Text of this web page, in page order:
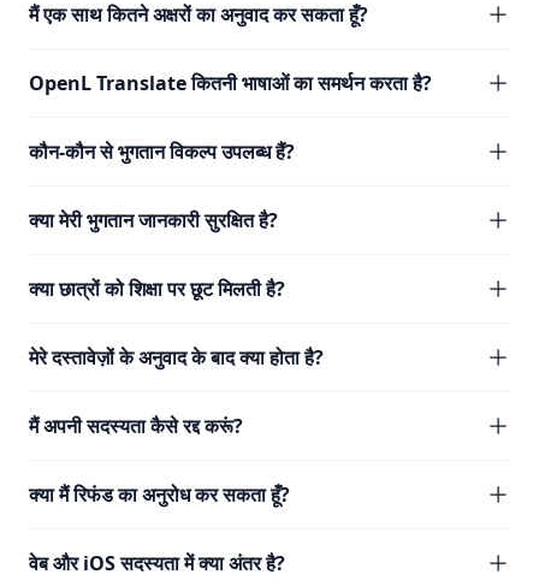
मैं एक साथ कितने अक्षरों का अनुवाद कर सकता हूँ?
OpenL Translate कितनी भाषाओं का समर्थन करता है?
कौन-कौन से भुगतान विकल्प उपलब्ध हैं?
क्या मेरी भुगतान जानकारी सुरक्षित है?
क्या छात्रों को शिक्षा पर छूट मिलती है?
मेरे दस्तावेज़ों के अनुवाद के बाद क्या होता है?
मैं अपनी सदस्यता कैसे रद्द करूं?
क्या मैं रिफंड का अनुरोध कर सकता हूँ?
वेब और iOS सदस्यता में क्या अंतर है?